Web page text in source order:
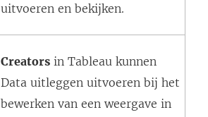
uitvoeren en bekijken.
Creators in Tableau kunnen
Data uitleggen uitvoeren bij het
bewerken van een weergave in